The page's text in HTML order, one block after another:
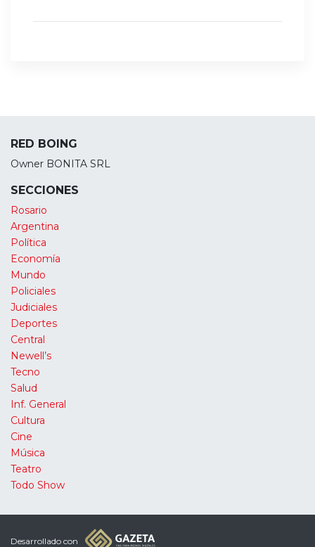
RED BOING
Owner BONITA SRL
SECCIONES
Rosario
Argentina
Política
Economía
Mundo
Policiales
Judiciales
Deportes
Central
Newell’s
Tecno
Salud
Inf. General
Cultura
Cine
Música
Teatro
Todo Show
Desarrollado con